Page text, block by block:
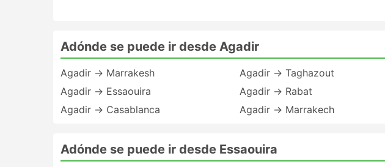
Adónde se puede ir desde Agadir
Agadir → Marrakesh
Agadir → Essaouira
Agadir → Casablanca
Agadir → Taghazout
Agadir → Rabat
Agadir → Marrakech
Adónde se puede ir desde Essaouira